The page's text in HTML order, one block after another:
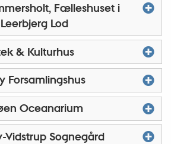
Fælleshuset i
Lod
& Kulturhus
Forsamlingshus
Oceanarium
Vidstrup Sognegård